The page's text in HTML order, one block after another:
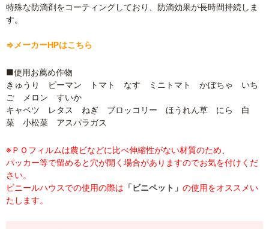
特殊な防滴剤をコーティングしており、防滴効果が長時間持続しま
す。
⇒メーカーHPはこちら
■使用お薦め作物
きゅうり ピーマン トマト なす ミニトマト かぼちゃ いち
ご メロン すいか
キャベツ レタス ねぎ ブロッコリー ほうれん草 にら 白
菜 小松菜 アスパラガス
※ＰＯフィルムは農ビなどに比べ伸縮性がない材質のため、
パッカー等で留めると穴が開く場合がありますのでお気を付けくだ
さい。
ビニールハウスでの使用の際は 「ビニペット」 の使用をオススメい
たします。